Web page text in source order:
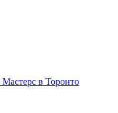
Мастерс в Торонто